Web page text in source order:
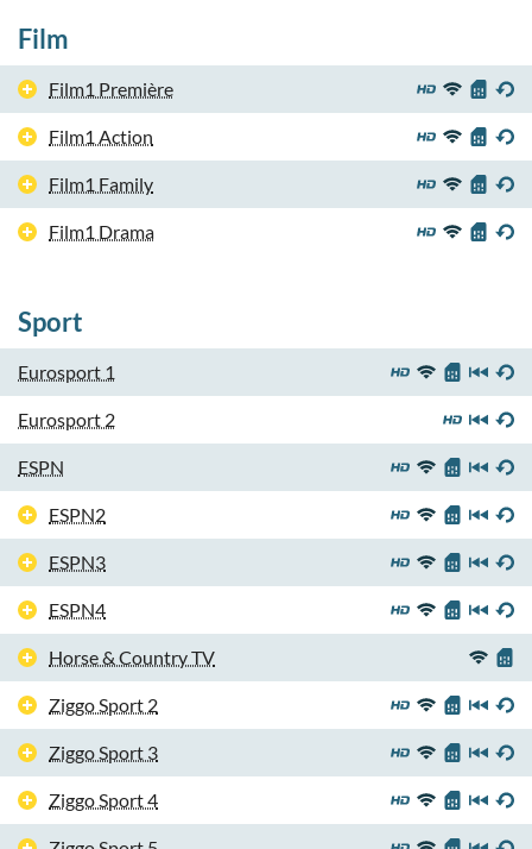
Film
Film1 Première
Film1 Action
Film1 Family
Film1 Drama
Sport
Eurosport 1
Eurosport 2
ESPN
ESPN2
ESPN3
ESPN4
Horse & Country TV
Ziggo Sport 2
Ziggo Sport 3
Ziggo Sport 4